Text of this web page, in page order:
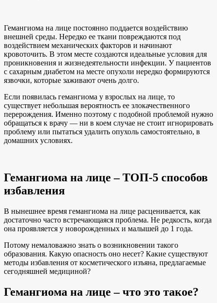
Гемангиома на лице постоянно поддается воздействию
внешней среды. Нередко ее ткани повреждаются под
воздействием механических факторов и начинают
кровоточить. В этом месте создаются идеальные условия для
проникновения и жизнедеятельности инфекции. У пациентов
с сахарным диабетом на месте опухоли нередко формируются
язвочки, которые заживают очень долго.
Если появилась гемангиома у взрослых на лице, то
существует небольшая вероятность ее злокачественного
перерождения. Именно поэтому с подобной проблемой нужно
обращаться к врачу — ни в коем случае не стоит игнорировать
проблему или пытаться удалить опухоль самостоятельно, в
домашних условиях.
Гемангиома на лице – ТОП-5 способов
избавления
В нынешнее время гемангиома на лице расценивается, как
достаточно часто встречающаяся проблема. Не редкость, когда
она проявляется у новорожденных и малышей до 1 года.
Потому немаловажно знать о возникновении такого
образования. Какую опасность оно несет? Какие существуют
методы избавления от косметического изъяна, предлагаемые
сегодняшней медициной?
Гемангиома на лице – что это такое?